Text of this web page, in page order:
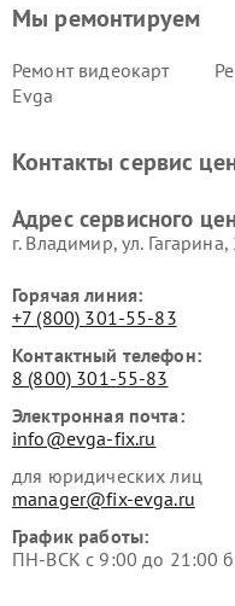
Мы ремонтируем
Ремонт видеокарт
Evga
Контакты сервис
Адрес сервисного
г. Владимир, ул. Гагарина,
Горячая линия:
+7 (800) 301-55-83
Контактный телефон:
8 (800) 301-55-83
Электронная почта:
info@evga-fix.ru
для юридических лиц
manager@fix-evga.ru
График работы:
ПН-ВСК с 9:00 до 21:00